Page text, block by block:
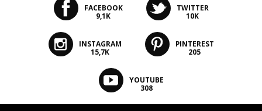
FACEBOOK
9,1K
TWITTER
10K
INSTAGRAM
15,7K
PINTEREST
205
YOUTUBE
308